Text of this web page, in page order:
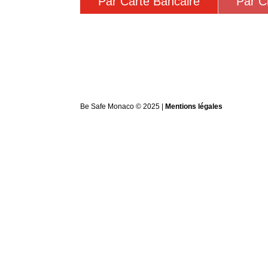
Be Safe Monaco © 2025 | Mentions légales